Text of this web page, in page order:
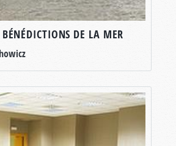
DE LA MER